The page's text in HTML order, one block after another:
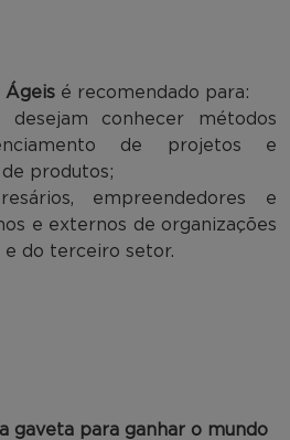
Ágeis é recomendado para:
desejam conhecer métodos
de projetos e
produtos;
empreendedores e
e externos de organizações
e do terceiro setor.
gaveta para ganhar o mundo